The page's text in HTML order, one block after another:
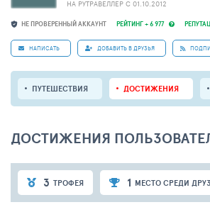
НЕ ПРОВЕРЕННЫЙ АККАУНТ РЕЙТИНГ + 6 977
НА РУТРАВЕЛЛЕР C 01.10.2012
НАПИСАТЬ ДОБАВИТЬ В ДРУЗЬЯ
ПУТЕШЕСТВИЯ ДОСТИЖЕНИЯ
ДОСТИЖЕНИЯ
3 ТРОФЕЯ 1 МЕСТО СРЕДИ